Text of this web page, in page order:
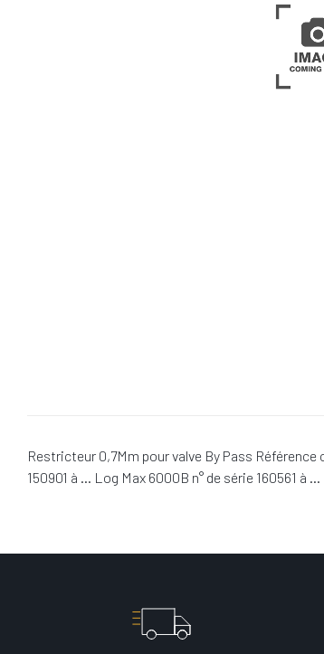
Restricteur 0,7Mm pour valve By Pass
150901 à … Log Max 6000B n° de série 160561 à